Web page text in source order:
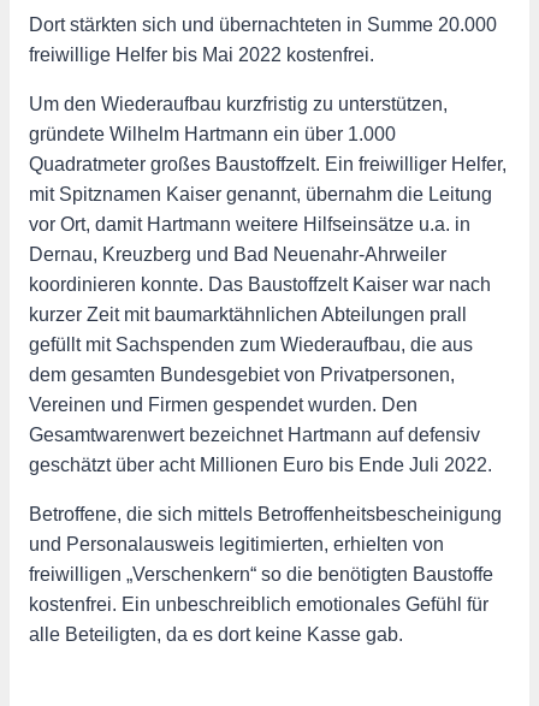
Dort stärkten sich und übernachteten in Summe 20.000
freiwillige Helfer bis Mai 2022 kostenfrei.
Um den Wiederaufbau kurzfristig zu unterstützen,
gründete Wilhelm Hartmann ein über 1.000
Quadratmeter großes Baustoffzelt. Ein freiwilliger Helfer,
mit Spitznamen Kaiser genannt, übernahm die Leitung
vor Ort, damit Hartmann weitere Hilfseinsätze u.a. in
Dernau, Kreuzberg und Bad Neuenahr-Ahrweiler
koordinieren konnte. Das Baustoffzelt Kaiser war nach
kurzer Zeit mit baumarktähnlichen Abteilungen prall
gefüllt mit Sachspenden zum Wiederaufbau, die aus
dem gesamten Bundesgebiet von Privatpersonen,
Vereinen und Firmen gespendet wurden. Den
Gesamtwarenwert bezeichnet Hartmann auf defensiv
geschätzt über acht Millionen Euro bis Ende Juli 2022.
Betroffene, die sich mittels Betroffenheitsbescheinigung
und Personalausweis legitimierten, erhielten von
freiwilligen „Verschenkern“ so die benötigten Baustoffe
kostenfrei. Ein unbeschreiblich emotionales Gefühl für
alle Beteiligten, da es dort keine Kasse gab.